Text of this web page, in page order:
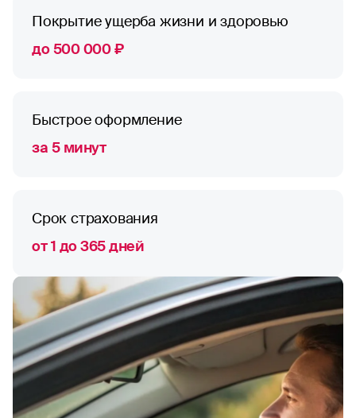
Покрытие ущерба жизни и здоровью
до 500 000 ₽
Быстрое оформление
за 5 минут
Срок страхования
от 1 до 365 дней